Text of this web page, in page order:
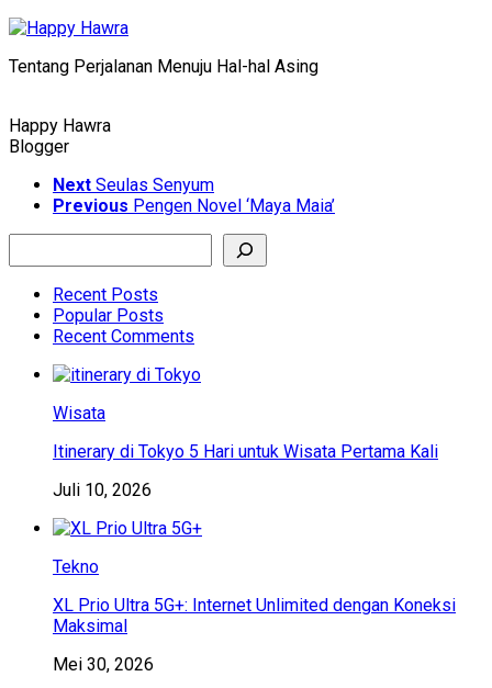
Skip
content
Tentang Perjalanan Menuju Hal-hal Asing
Happy Hawra
Blogger
Next Seulas Senyum
Previous Pengen Novel ‘Maya Maia’
Recent Posts
Popular Posts
Recent Comments
Wisata
Itinerary di Tokyo 5 Hari untuk Wisata Pertama Kali
Juli 10, 2026
Tekno
XL Prio Ultra 5G+: Internet Unlimited dengan Koneksi
Maksimal
Mei 30, 2026